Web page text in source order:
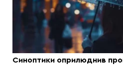
Синоптики оприлюднив